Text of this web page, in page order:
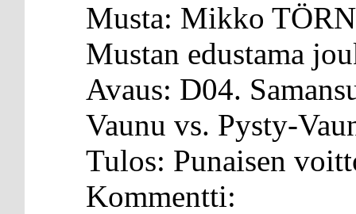
Musta: Mikko
Mustan edustama
Avaus: D04.
Vaunu vs. Pysty-
Tulos: Punaisen
Kommentti: